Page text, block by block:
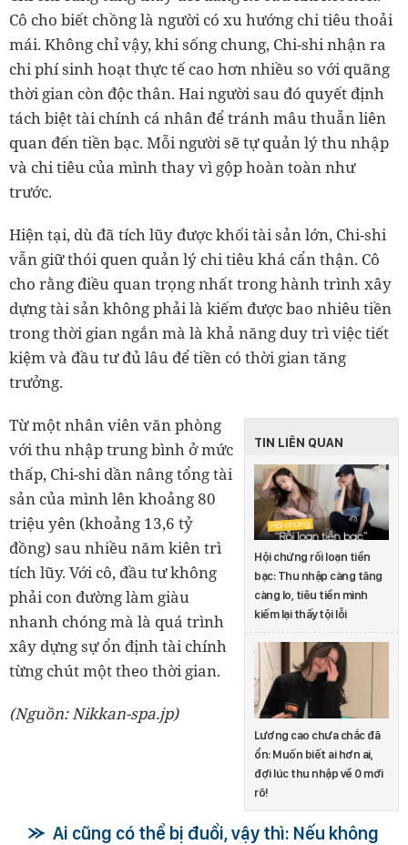
Cô cho biết chồng là người có xu hướng chi tiêu thoải
mái. Không chỉ vậy, khi sống chung, Chi-shi nhận ra
chi phí sinh hoạt thực tế cao hơn nhiều so với quãng
thời gian còn độc thân. Hai người sau đó quyết định
tách biệt tài chính cá nhân để tránh mâu thuẫn liên
quan đến tiền bạc. Mỗi người sẽ tự quản lý thu nhập
và chi tiêu của mình thay vì gộp hoàn toàn như
trước.
Hiện tại, dù đã tích lũy được khối tài sản lớn, Chi-shi
vẫn giữ thói quen quản lý chi tiêu khá cẩn thận. Cô
cho rằng điều quan trọng nhất trong hành trình xây
dựng tài sản không phải là kiếm được bao nhiêu tiền
trong thời gian ngắn mà là khả năng duy trì việc tiết
kiệm và đầu tư đủ lâu để tiền có thời gian tăng
trưởng.
TIN LIÊN QUAN
Hội chứng rối loạn tiền
bạc: Thu nhập càng tăng
càng lo, tiêu tiền mình
kiếm lại thấy tội lỗi
Lương cao chưa chắc đã
ổn: Muốn biết ai hơn ai,
đợi lúc thu nhập về 0 mới
rõ!
Từ một nhân viên văn phòng
với thu nhập trung bình ở mức
thấp, Chi-shi dần nâng tổng tài
sản của mình lên khoảng 80
triệu yên (khoảng 13,6 tỷ
đồng) sau nhiều năm kiên trì
tích lũy. Với cô, đầu tư không
phải con đường làm giàu
nhanh chóng mà là quá trình
xây dựng sự ổn định tài chính
từng chút một theo thời gian.
(Nguồn: Nikkan-spa.jp)
Ai cũng có thể bị đuổi, vậy thì: Nếu không